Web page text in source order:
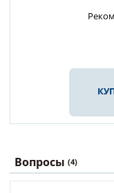
Вопросы (4)